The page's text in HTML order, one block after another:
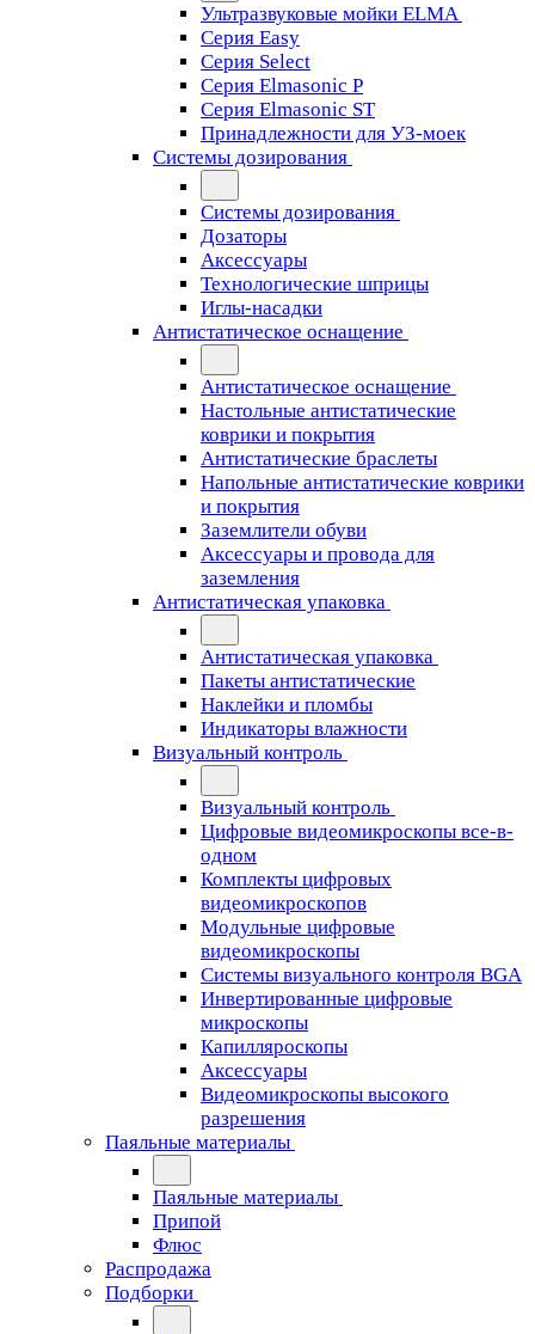
Ультразвуковые мойки ELMA
Серия Easy
Серия Select
Серия Elmasonic P
Серия Elmasonic ST
Принадлежности для УЗ-моек
Системы дозирования
Системы дозирования
Дозаторы
Аксессуары
Технологические шприцы
Иглы-насадки
Антистатическое оснащение
Антистатическое оснащение
Настольные антистатические
коврики и покрытия
Антистатические браслеты
Напольные антистатические коврики
и покрытия
Заземлители обуви
Аксессуары и провода для
заземления
Антистатическая упаковка
Антистатическая упаковка
Пакеты антистатические
Наклейки и пломбы
Индикаторы влажности
Визуальный контроль
Визуальный контроль
Цифровые видеомикроскопы все-в-
одном
Комплекты цифровых
видеомикроскопов
Модульные цифровые
видеомикроскопы
Cистемы визуального контроля BGA
Инвертированные цифровые
микроскопы
Капилляроскопы
Аксессуары
Видеомикроскопы высокого
разрешения
Паяльные материалы
Паяльные материалы
Припой
Флюс
Распродажа
Подборки